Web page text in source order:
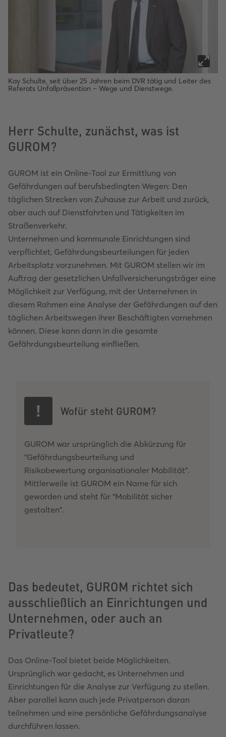
Kay Schulte, seit über 25 Jahren beim DVR tätig und Leiter des
Referats Unfallprävention – Wege und Dienstwege.
Herr Schulte, zunächst, was ist
GUROM?
GUROM ist ein Online-Tool zur Ermittlung von
Gefährdungen auf berufsbedingten Wegen: Den
täglichen Strecken von Zuhause zur Arbeit und zurück,
aber auch auf Dienstfahrten und Tätigkeiten im
Straßenverkehr.
Unternehmen und kommunale Einrichtungen sind
verpflichtet, Gefährdungsbeurteilungen für jeden
Arbeitsplatz vorzunehmen. Mit GUROM stellen wir im
Auftrag der gesetzlichen Unfallversicherungsträger eine
Möglichkeit zur Verfügung, mit der Unternehmen in
diesem Rahmen eine Analyse der Gefährdungen auf den
täglichen Arbeitswegen ihrer Beschäftigten vornehmen
können. Diese kann dann in die gesamte
Gefährdungsbeurteilung einfließen.
Wofür steht GUROM?
GUROM war ursprünglich die Abkürzung für
"Gefährdungsbeurteilung und
Risikobewertung organisationaler Mobilität".
Mittlerweile ist GUROM ein Name für sich
geworden und steht für "Mobilität sicher
gestalten".
Das bedeutet, GUROM richtet sich
ausschließlich an Einrichtungen und
Unternehmen, oder auch an
Privatleute?
Das Online-Tool bietet beide Möglichkeiten.
Ursprünglich war gedacht, es Unternehmen und
Einrichtungen für die Analyse zur Verfügung zu stellen.
Aber parallel kann auch jede Privatperson daran
teilnehmen und eine persönliche Gefährdungsanalyse
durchführen lassen.